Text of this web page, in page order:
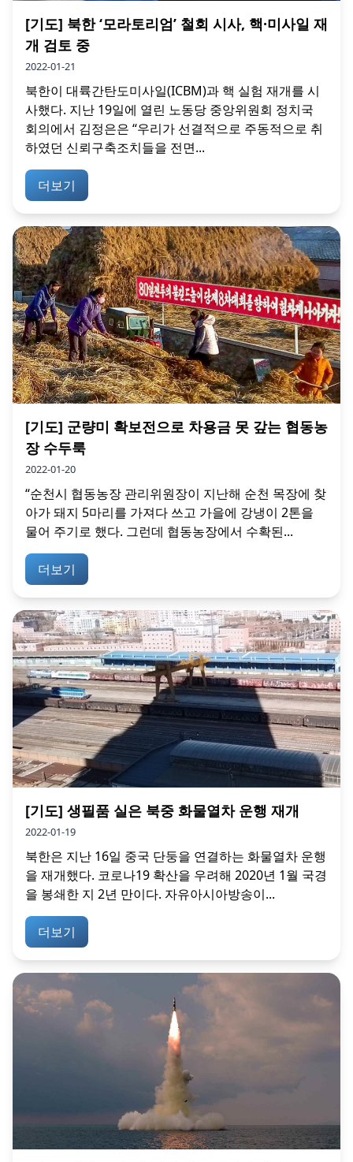
[기도] 북한 ‘모라토리엄’ 철회 시사, 핵·미사일 재
개 검토 중
2022-01-21
북한이 대륙간탄도미사일(ICBM)과 핵 실험 재개를 시
사했다. 지난 19일에 열린 노동당 중앙위원회 정치국
회의에서 김정은은 “우리가 선결적으로 주동적으로 취
하였던 신뢰구축조치들을 전면...
더보기
[기도] 군량미 확보전으로 차용금 못 갚는 협동농
장 수두룩
2022-01-20
“순천시 협동농장 관리위원장이 지난해 순천 목장에 찾
아가 돼지 5마리를 가져다 쓰고 가을에 강냉이 2톤을
물어 주기로 했다. 그런데 협동농장에서 수확된...
더보기
[기도] 생필품 실은 북중 화물열차 운행 재개
2022-01-19
북한은 지난 16일 중국 단둥을 연결하는 화물열차 운행
을 재개했다. 코로나19 확산을 우려해 2020년 1월 국경
을 봉쇄한 지 2년 만이다. 자유아시아방송이...
더보기